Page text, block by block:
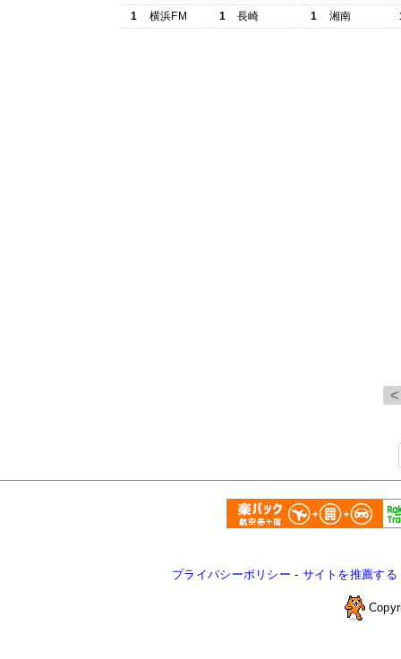
1
横浜FM 1 長崎
1
湘南
プライバシーポリシー - サイトを推薦する